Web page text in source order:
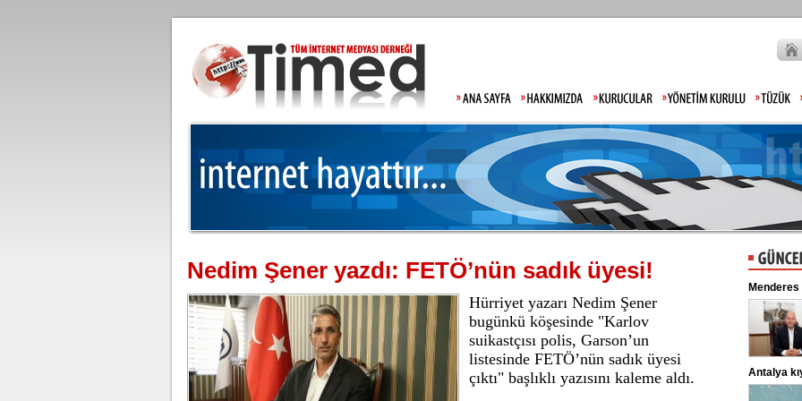
Nedim Şener yazdı: FETÖ’nün sadık üyesi!
Hürriyet yazarı Nedim Şener
bugünkü köşesinde "Karlov
suikastçısı polis, Garson’un
listesinde FETÖ’nün sadık üyesi
çıktı" başlıklı yazısını kaleme aldı.
Allah'tan korkmadınız!Gülistan Doku’nun kaybolmasıyla ilgili
soruşturmada gözaltına alınan 2 kişi
adliyeye sevk edildi. ...
Lahmacun ve kebapta hile!
Menderes
Antalya